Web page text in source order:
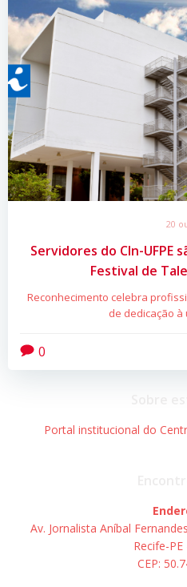
20
Servidores do CIn-UFPE
Festival de
Reconhecimento celebra
de dedicação
0
Portal institucional do
Av. Jornalista Aníbal
Recife-
CEP: